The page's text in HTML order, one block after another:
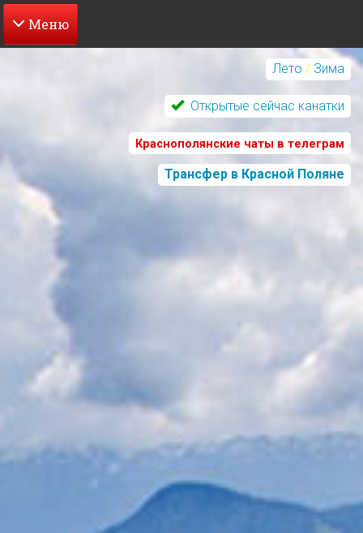
Перейти
Лето / Зима
Открытые сейчас канатки
Краснополянские чаты в телеграм
Трансфер в Красной Поляне